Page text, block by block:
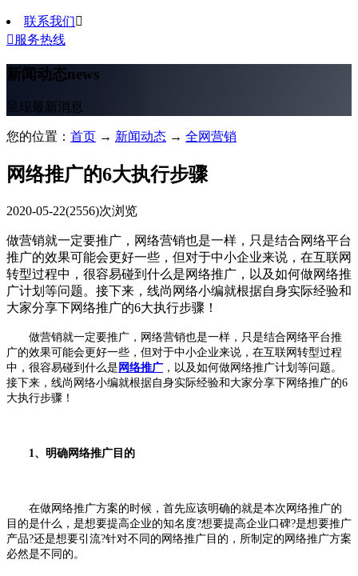
联系我们
 服务热线
新闻动态news
呈现最新消息
您的位置： 首页 → 新闻动态 → 全网营销
网络推广的6大执行步骤
2020-05-22(2556)次浏览
做营销就一定要推广，网络营销也是一样，只是结合网络平台
推广的效果可能会更好一些，但对于中小企业来说，在互联网
转型过程中，很容易碰到什么是网络推广，以及如何做网络推
广计划等问题。接下来，线尚网络小编就根据自身实际经验和
大家分享下网络推广的6大执行步骤！
做营销就一定要推广，网络营销也是一样，只是结合网络平台推
广的效果可能会更好一些，但对于中小企业来说，在互联网转型过程
中，很容易碰到什么是 网络推广 ，以及如何做网络推广计划等问题。
接下来，线尚网络小编就根据自身实际经验和大家分享下网络推广的6
大执行步骤！
1、明确网络推广目的
在做网络推广方案的时候，首先应该明确的就是本次网络推广的
目的是什么，是想要提高企业的知名度?想要提高企业口碑?是想要推广
产品?还是想要引流?针对不同的网络推广目的，所制定的网络推广方案
必然是不同的。